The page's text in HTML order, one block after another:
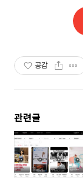
공감
관련글